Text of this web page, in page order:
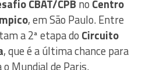
CBAT/CPB no Centro
, em São Paulo. Entre
a 2ª etapa do Circuito
, que é a última chance para
Mundial de Paris.